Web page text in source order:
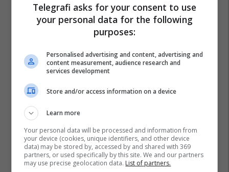
Telegrafi asks for your consent to use
your personal data for the following
purposes:
Personalised advertising and content, advertising and
content measurement, audience research and
services development
Store and/or access information on a device
Learn more
Your personal data will be processed and information from
your device (cookies, unique identifiers, and other device
data) may be stored by, accessed by and shared with 369
partners, or used specifically by this site. We and our partners
may use precise geolocation data. List of partners.